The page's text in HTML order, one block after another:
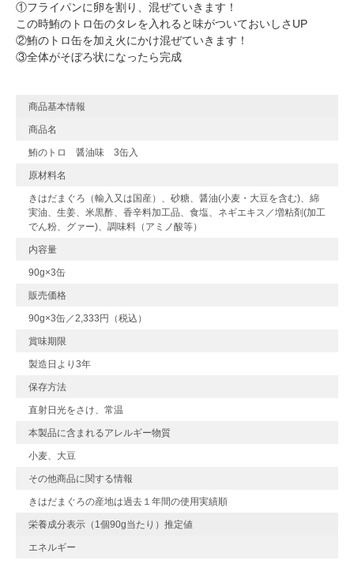
①フライパンに卵を割り、混ぜていきます！
この時鮪のトロ缶のタレを入れると味がついておいしさUP
②鮪のトロ缶を加え火にかけ混ぜていきます！
③全体がそぼろ状になったら完成
商品基本情報
商品名
鮪のトロ 醤油味 3缶入
原材料名
きはだまぐろ（輸入又は国産）、砂糖、醤油(小麦・大豆を含む)、綿
実油、生姜、米黒酢、香辛料加工品、食塩、ネギエキス／増粘剤(加工
でん粉、グァー)、調味料（アミノ酸等）
内容量
90g×3缶
販売価格
90g×3缶／2,333円（税込）
賞味期限
製造日より3年
保存方法
直射日光をさけ、常温
本製品に含まれるアレルギー物質
小麦、大豆
その他商品に関する情報
きはだまぐろの産地は過去１年間の使用実績順
栄養成分表示（1個90g当たり）推定値
エネルギー